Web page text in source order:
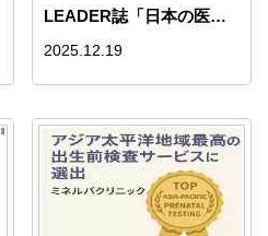
LEADER誌「日本の医療
界の女性リーダーTop10」
2025.12.19